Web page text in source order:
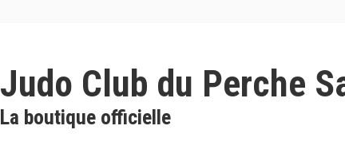
Judo Club du Perche
La boutique officielle